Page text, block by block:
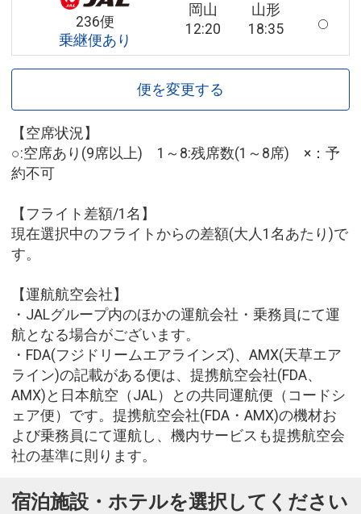
236便
乗継便あり
岡山
12:20
山形
18:35
便を変更する
【空席状況】
○:空席あり(9席以上) 1～8:残席数(1～8席) ×：予
約不可
【フライト差額/1名】
現在選択中のフライトからの差額(大人1名あたり)で
す。
【運航航空会社】
・JALグループ内のほかの運航会社・乗務員にて運
航となる場合がございます。
・FDA(フジドリームエアラインズ)、AMX(天草エア
ライン)の記載がある便は、提携航空会社(FDA、
AMX)と日本航空（JAL）との共同運航便（コードシ
ェア便）です。提携航空会社(FDA・AMX)の機材お
よび乗務員にて運航し、機内サービスも提携航空会
社の基準に則ります。
宿泊施設・ホテルを選択してください